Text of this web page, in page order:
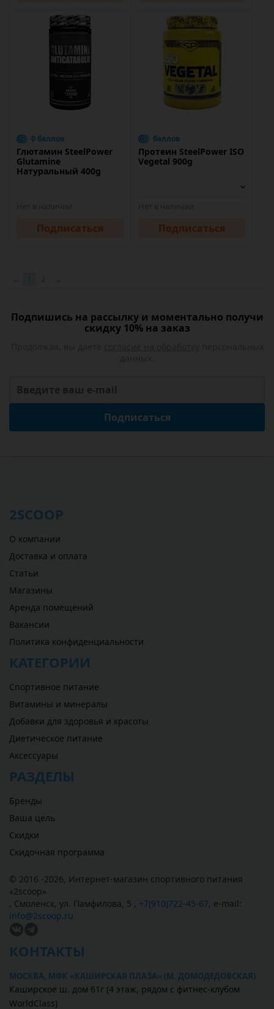
0 баллов
Глютамин SteelPower
Glutamine
Натуральный 400g
Подписаться
баллов
Протеин SteelPower ISO
Vegetal 900g
Подписаться
Подпишись на рассылку и моментально получи
скидку 10% на заказ
Подписаться
2SCOOP
О компании
Доставка и оплата
Статьи
Магазины
Аренда помещений
Вакансии
Политика конфиденциальности
КАТЕГОРИИ
Спортивное питание
Витамины и минералы
Добавки для здоровья и красоты
Диетическое питание
Аксессуары
РАЗДЕЛЫ
Бренды
Ваша цель
Скидки
Скидочная программа
© 2016 -2026, Интернет-магазин спортивного питания
«2scoop»
, Смоленск, ул. Памфилова, 5 , +7(910)722-45-67, e-mail:
info@2scoop.ru
КОНТАКТЫ
МОСКВА, МФК «КАШИРСКАЯ ПЛАЗА» (М. ДОМОДЕДОВСКАЯ)
Каширское ш. дом 61г (4 этаж, рядом с фитнес-клубом
WorldClass)